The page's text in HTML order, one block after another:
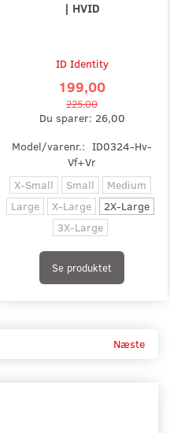
| HVID
ID Identity
199,00
225,00
Du sparer: 26,00
Model/varenr.: ID0324-Hv-
Vf+Vr
X-Small
Small
Medium
Large
X-Large
2X-Large
3X-Large
Se produktet
Næste